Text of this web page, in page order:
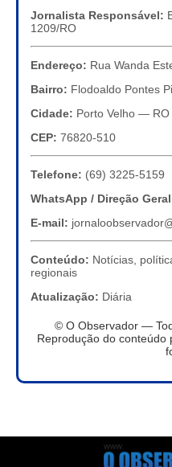
Jornalista Responsável:
1209/RO
Endereço: Rua Wanda
Bairro: Flodoaldo Pontes
Cidade: Porto Velho — RO
CEP: 76820-510
Telefone: (69) 3225-5159
WhatsApp / Direção
E-mail:
Conteúdo: Notícias,
regionais
Atualização: Diária
© O Observador —
Reprodução do conteúdo